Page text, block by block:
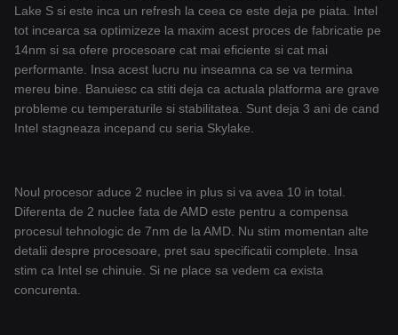
Lake S si este inca un refresh la ceea ce este deja pe piata. Intel
tot incearca sa optimizeze la maxim acest proces de fabricatie pe
14nm si sa ofere procesoare cat mai eficiente si cat mai
performante. Insa acest lucru nu inseamna ca se va termina
mereu bine. Banuiesc ca stiti deja ca actuala platforma are grave
probleme cu temperaturile si stabilitatea. Sunt deja 3 ani de cand
Intel stagneaza incepand cu seria Skylake.
Noul procesor aduce 2 nuclee in plus si va avea 10 in total.
Diferenta de 2 nuclee fata de AMD este pentru a compensa
procesul tehnologic de 7nm de la AMD. Nu stim momentan alte
detalii despre procesoare, pret sau specificatii complete. Insa
stim ca Intel se chinuie. Si ne place sa vedem ca exista
concurenta.